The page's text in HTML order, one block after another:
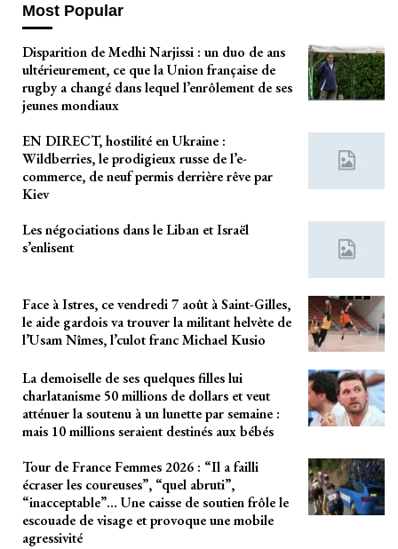
Most Popular
Disparition de Medhi Narjissi : un duo de ans
ultérieurement, ce que la Union française de
rugby a changé dans lequel l’enrôlement de ses
jeunes mondiaux
EN DIRECT, hostilité en Ukraine :
Wildberries, le prodigieux russe de l’e-
commerce, de neuf permis derrière rêve par
Kiev
Les négociations dans le Liban et Israël
s’enlisent
Face à Istres, ce vendredi 7 août à Saint-Gilles,
le aide gardois va trouver la militant helvète de
l’Usam Nîmes, l’culot franc Michael Kusio
La demoiselle de ses quelques filles lui
charlatanisme 50 millions de dollars et veut
atténuer la soutenu à un lunette par semaine :
mais 10 millions seraient destinés aux bébés
Tour de France Femmes 2026 : “Il a failli
écraser les coureuses”, “quel abruti”,
“inacceptable”… Une caisse de soutien frôle le
escouade de visage et provoque une mobile
agressivité